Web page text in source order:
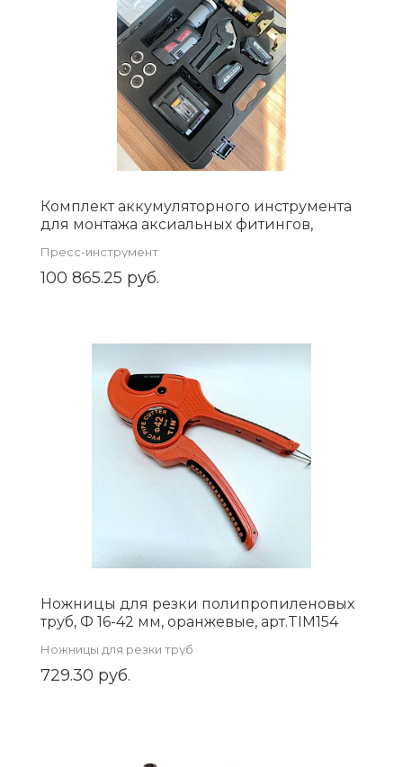
Комплект аккумуляторного инструмента
для монтажа аксиальных фитингов,
Пресс-инструмент
100 865.25 руб.
Ножницы для резки полипропиленовых
труб, Ф 16-42 мм, оранжевые, арт.TIM154
Ножницы для резки труб
729.30 руб.